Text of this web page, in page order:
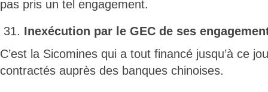
pas pris un tel engagement.
Inexécution par le GEC de ses
C’est la Sicomines qui a tout financé jusqu’à ce
contractés auprès des banques chinoises.